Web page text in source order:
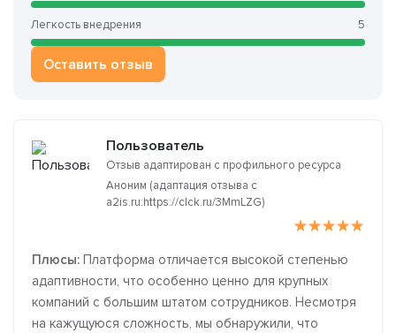
Легкость внедрения 5
Оставить отзыв
Пользователь
Отзыв адаптирован с профильного ресурса
Аноним (адаптация отзыва с
a2is.ru:https://clck.ru/3MmLZG)
Плюсы: Платформа отличается высокой степенью
адаптивности, что особенно ценно для крупных
компаний с большим штатом сотрудников. Несмотря
на кажущуюся сложность, мы обнаружили, что